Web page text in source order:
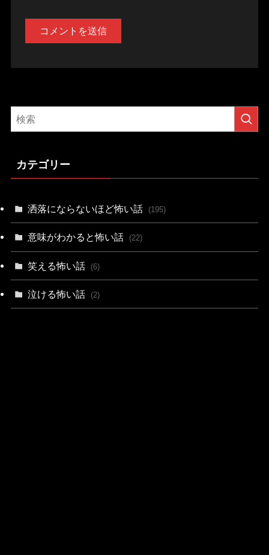
カテゴリー
洒落にならないほど怖い話 (195)
意味がわかると怖い話 (22)
笑える怖い話 (6)
泣ける怖い話 (2)